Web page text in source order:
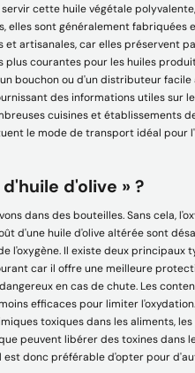
L'échantillon est
client acceptable
encore plus
Quantité
OEM :
cette huile végétale
elles sont généralement fabriquées
et artisanales, car elles préservent
courantes pour les huiles
bouchon ou d'un distributeur facile
des informations utiles sur
cuisines et établissements
le mode de transport idéal pour
d'olive » ?
dans des bouteilles. Sans cela,
d'une huile d'olive altérée sont
l'oxygène. Il existe deux principaux
car il offre une meilleure
en cas de chute. Les
efficaces pour limiter
toxiques dans les aliments,
peuvent libérer des toxines dans
donc préférable d'opter pour